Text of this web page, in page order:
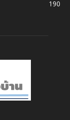
190